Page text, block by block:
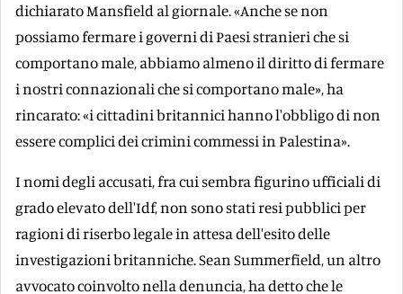
dichiarato Mansfield al giornale. «Anche se non
possiamo fermare i governi di Paesi stranieri che si
comportano male, abbiamo almeno il diritto di fermare
i nostri connazionali che si comportano male», ha
rincarato: «i cittadini britannici hanno l'obbligo di non
essere complici dei crimini commessi in Palestina».
I nomi degli accusati, fra cui sembra figurino ufficiali di
grado elevato dell'Idf, non sono stati resi pubblici per
ragioni di riserbo legale in attesa dell'esito delle
investigazioni britanniche. Sean Summerfield, un altro
avvocato coinvolto nella denuncia, ha detto che le